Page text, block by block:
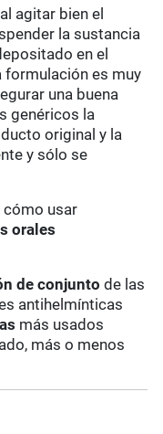
agitar bien el
la sustancia
en el
formulación es muy
una buena
genéricos la
original y la
y sólo se
cómo usar
orales
de conjunto de las
antihelmínticas
más usados
más o menos